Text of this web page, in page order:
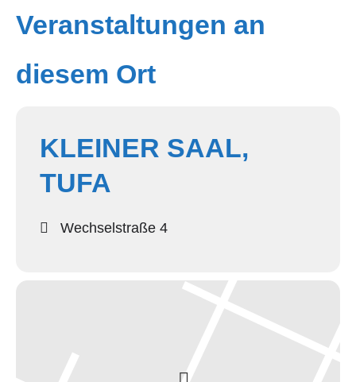
Veranstaltungen an
diesem Ort
KLEINER SAAL,
TUFA
Wechselstraße 4